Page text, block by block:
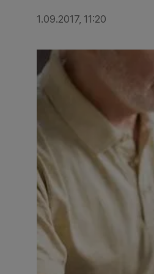
1.09.2017, 11:20